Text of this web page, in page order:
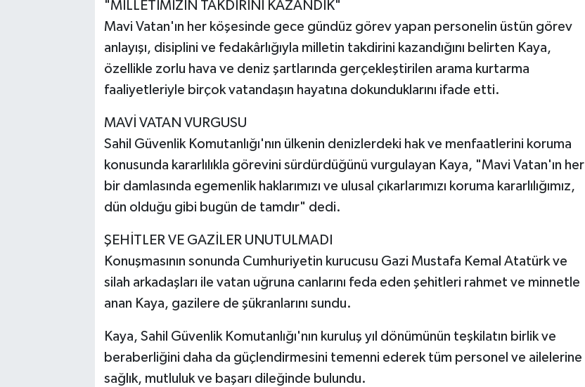
"MİLLETİMİZİN TAKDİRİNİ KAZANDIK"
Mavi Vatan'ın her köşesinde gece gündüz görev yapan personelin üstün görev
anlayışı, disiplini ve fedakârlığıyla milletin takdirini kazandığını belirten Kaya,
özellikle zorlu hava ve deniz şartlarında gerçekleştirilen arama kurtarma
faaliyetleriyle birçok vatandaşın hayatına dokunduklarını ifade etti.
MAVİ VATAN VURGUSU
Sahil Güvenlik Komutanlığı'nın ülkenin denizlerdeki hak ve menfaatlerini koruma
konusunda kararlılıkla görevini sürdürdüğünü vurgulayan Kaya, "Mavi Vatan'ın her
bir damlasında egemenlik haklarımızı ve ulusal çıkarlarımızı koruma kararlılığımız,
dün olduğu gibi bugün de tamdır" dedi.
ŞEHİTLER VE GAZİLER UNUTULMADI
Konuşmasının sonunda Cumhuriyetin kurucusu Gazi Mustafa Kemal Atatürk ve
silah arkadaşları ile vatan uğruna canlarını feda eden şehitleri rahmet ve minnetle
anan Kaya, gazilere de şükranlarını sundu.
Kaya, Sahil Güvenlik Komutanlığı'nın kuruluş yıl dönümünün teşkilatın birlik ve
beraberliğini daha da güçlendirmesini temenni ederek tüm personel ve ailelerine
sağlık, mutluluk ve başarı dileğinde bulundu.